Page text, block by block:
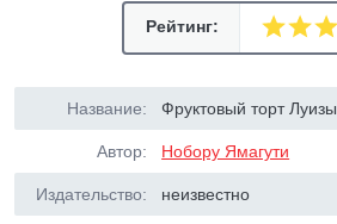
Рейтинг:
Название: Фруктовый торт Луизы
Автор: Нобору Ямагути
Издательство: неизвестно